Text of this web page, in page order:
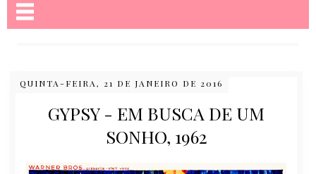
QUINTA-FEIRA, 21 DE JANEIRO DE 2016
GYPSY - EM BUSCA DE UM
SONHO, 1962